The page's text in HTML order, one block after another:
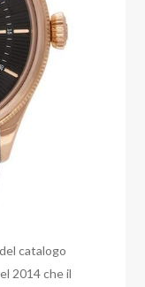
catalogo
2014 che il